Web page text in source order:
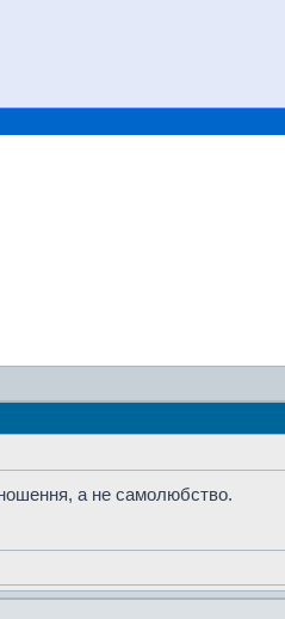
а не самолюбство.